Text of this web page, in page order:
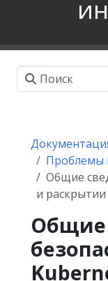
Проблемы
Общие
и
Общие